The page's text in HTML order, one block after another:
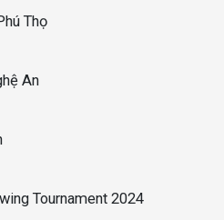
Thọ
An
Tournament 2024